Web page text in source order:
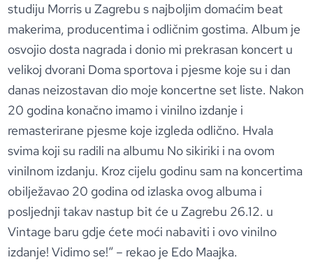
studiju Morris u Zagrebu s najboljim domaćim beat
makerima, producentima i odličnim gostima. Album je
osvojio dosta nagrada i donio mi prekrasan koncert u
velikoj dvorani Doma sportova i pjesme koje su i dan
danas neizostavan dio moje koncertne set liste. Nakon
20 godina konačno imamo i vinilno izdanje i
remasterirane pjesme koje izgleda odlično. Hvala
svima koji su radili na albumu No sikiriki i na ovom
vinilnom izdanju. Kroz cijelu godinu sam na koncertima
obilježavao 20 godina od izlaska ovog albuma i
posljednji takav nastup bit će u Zagrebu 26.12. u
Vintage baru gdje ćete moći nabaviti i ovo vinilno
izdanje! Vidimo se!“ – rekao je Edo Maajka.